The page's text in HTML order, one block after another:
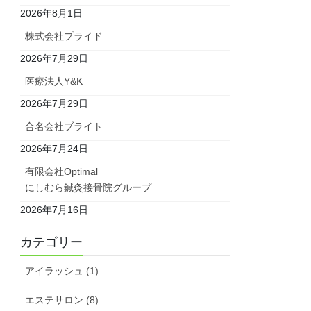
2026年8月1日
株式会社プライド
2026年7月29日
医療法人Y&K
2026年7月29日
合名会社ブライト
2026年7月24日
有限会社Optimal
にしむら鍼灸接骨院グループ
2026年7月16日
カテゴリー
アイラッシュ (1)
エステサロン (8)